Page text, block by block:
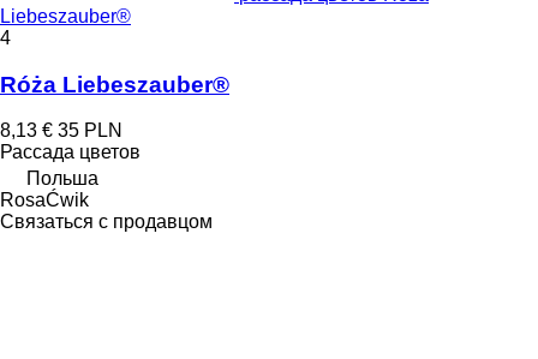
Liebeszauber®
4
Róża Liebeszauber®
8,13 € 35 PLN
Рассада цветов
Польша
RosaĆwik
Связаться с продавцом